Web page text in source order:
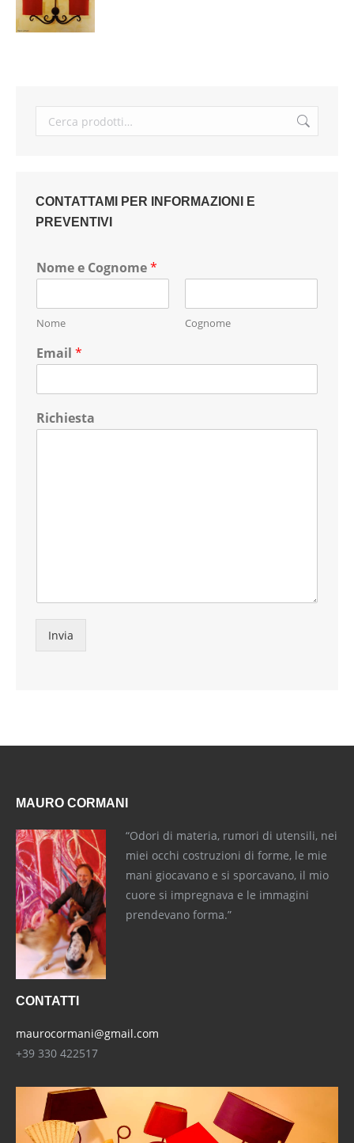
CONTATTAMI PER INFORMAZIONI E
PREVENTIVI
Nome e Cognome*
Nome Cognome
Email *
Richiesta
Invia
MAURO CORMANI
“Odori di materia, rumori di utensili, nei
miei occhi costruzioni di forme, le mie
mani giocavano e si sporcavano, il mio
cuore si impregnava e le immagini
prendevano forma.”
CONTATTI
maurocormani@gmail.com
+39 330 422517